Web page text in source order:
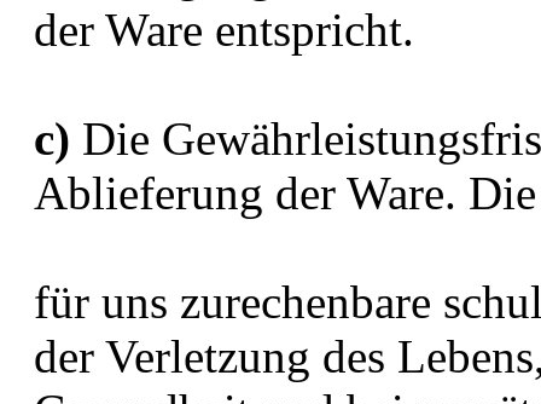
der Ware entspricht.
c) Die
Ablieferung der Ware.
für uns zurechenbare
der Verletzung des